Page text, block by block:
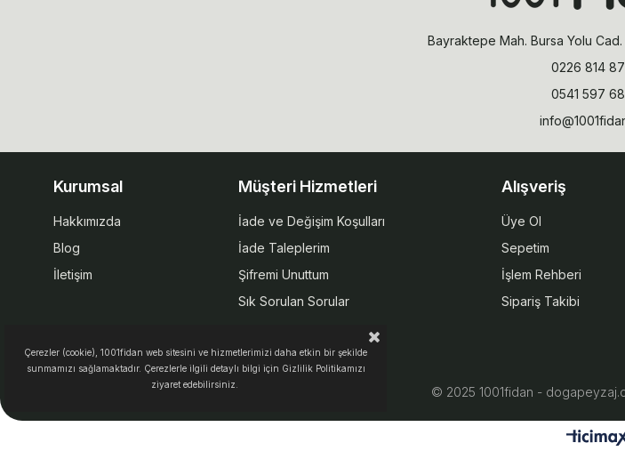
Bayraktepe Mah. Bursa Yolu
0226 814
0541 597
Kurumsal
Hakkımızda
Blog
İletişim
Müşteri Hizmetleri
İade ve Değişim Koşulları
İade Taleplerim
Şifremi Unuttum
Sık Sorulan Sorular
Alışveriş
Üye Ol
Sepetim
İşlem Rehberi
Sipariş Takibi
© 2025 1001fidan -
Çerezler (cookie), 1001fidan web sitesini ve hizmetlerimizi daha etkin bir şekilde
sunmamızı sağlamaktadır. Çerezlerle ilgili detaylı bilgi için Gizlilik Politikamızı
ziyaret edebilirsiniz.